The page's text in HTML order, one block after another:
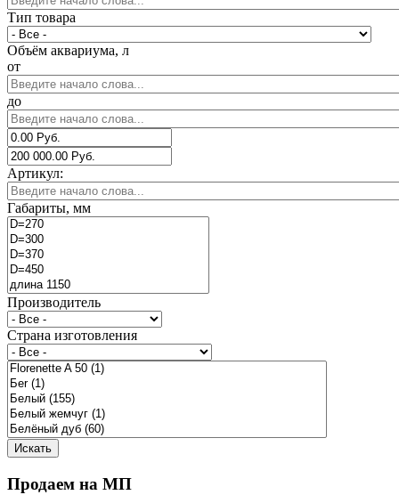
Тип товара
Объём аквариума, л
от
до
Артикул:
Габариты, мм
Производитель
Страна изготовления
Продаем на МП